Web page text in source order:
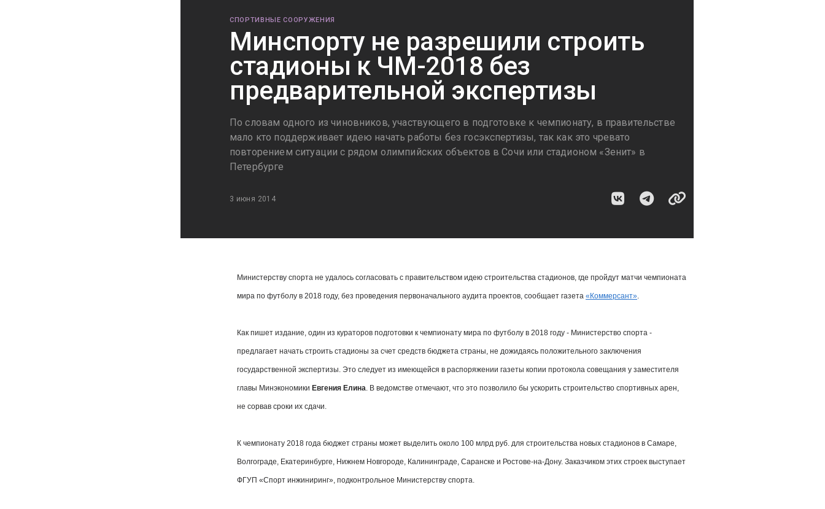
СПОРТИВНЫЕ СООРУЖЕНИЯ
Минспорту не разрешили строить
стадионы к ЧМ-2018 без
предварительной экспертизы
По словам одного из чиновников, участвующего в подготовке к чемпионату, в правительстве
мало кто поддерживает идею начать работы без госэкспертизы, так как это чревато
повторением ситуации с рядом олимпийских объектов в Сочи или стадионом «Зенит» в
Петербурге
3 июня 2014
Министерству спорта не удалось согласовать с правительством идею строительства стадионов, где пройдут матчи чемпионата
мира по футболу в 2018 году, без проведения первоначального аудита проектов, сообщает газета «Коммерсант».
Как пишет издание, один из кураторов подготовки к чемпионату мира по футболу в 2018 году - Министерство спорта -
предлагает начать строить стадионы за счет средств бюджета страны, не дожидаясь положительного заключения
государственной экспертизы. Это следует из имеющейся в распоряжении газеты копии протокола совещания у заместителя
главы Минэкономики Евгения Елина. В ведомстве отмечают, что это позволило бы ускорить строительство спортивных арен,
не сорвав сроки их сдачи.
К чемпионату 2018 года бюджет страны может выделить около 100 млрд руб. для строительства новых стадионов в Самаре,
Волгограде, Екатеринбурге, Нижнем Новгороде, Калининграде, Саранске и Ростове-на-Дону. Заказчиком этих строек выступает
ФГУП «Спорт инжиниринг», подконтрольное Министерству спорта.